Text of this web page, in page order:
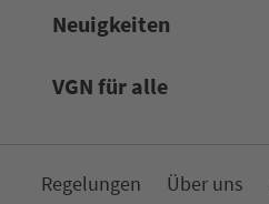
Neuigkeiten
VGN für alle
Re­ge­lungen Über uns